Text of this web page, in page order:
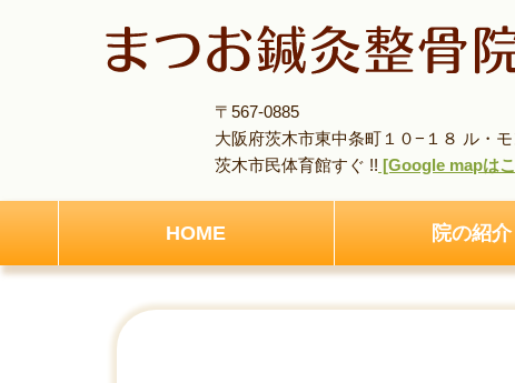
〒567-0885
大阪府茨木市東中条町１０−１８ ル・
茨木市民体育館すぐ !! [Google mapは
HOME 院の紹介